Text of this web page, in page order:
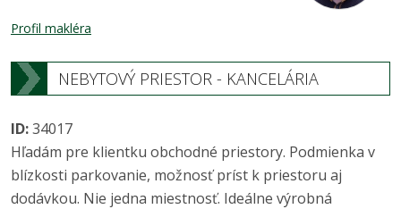
Profil makléra
NEBYTOVÝ PRIESTOR - KANCELÁRIA
ID:34017
Hľadám pre klientku obchodné priestory. Podmienka v
blízkosti parkovanie, možnosť príst k priestoru aj
dodávkou. Nie jedna miestnosť. Ideálne výrobná